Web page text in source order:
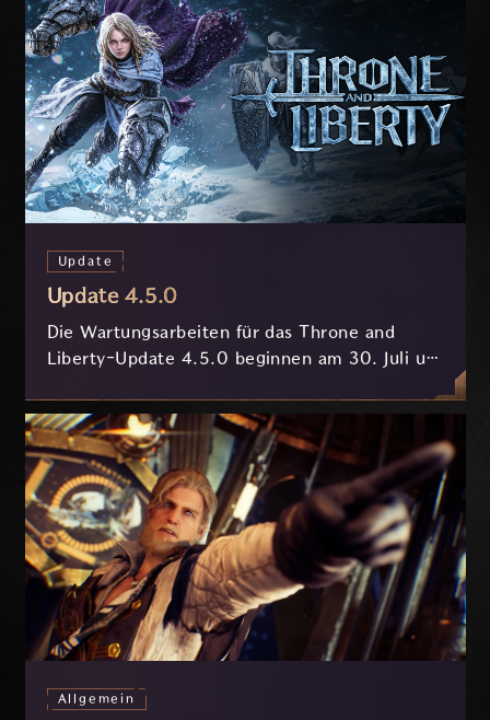
Update
Update 4.5.0
Die Wartungsarbeiten für das Throne and
Liberty-Update 4.5.0 beginnen am 30. Juli um
Stunden.
Allgemein